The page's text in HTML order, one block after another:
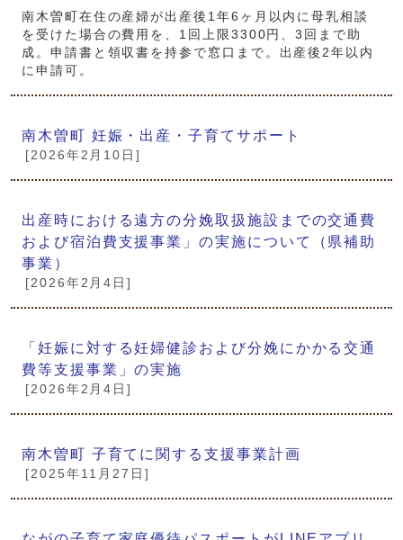
南木曽町在住の産婦が出産後1年6ヶ月以内に母乳相談
を受けた場合の費用を、1回上限3300円、3回まで助
成。申請書と領収書を持参で窓口まで。出産後2年以内
に申請可。
南木曽町 妊娠・出産・子育てサポート
[2026年2月10日]
出産時における遠方の分娩取扱施設までの交通費
および宿泊費支援事業」の実施について（県補助
事業）
[2026年2月4日]
「妊娠に対する妊婦健診および分娩にかかる交通
費等支援事業」の実施
[2026年2月4日]
南木曽町 子育てに関する支援事業計画
[2025年11月27日]